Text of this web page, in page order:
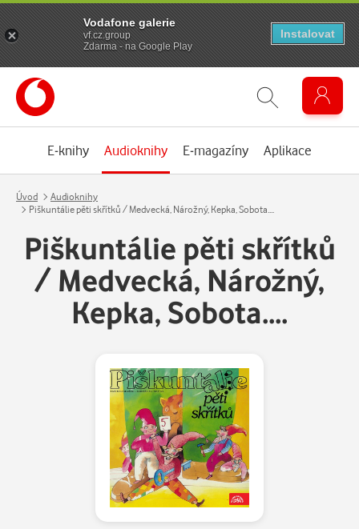
E-knihy Audioknihy E-magazíny Aplikace
Úvod
Audioknihy
Piškuntálie pěti skřítků / Medvecká, Nárožný, Kepka, Sobota....
Piškuntálie pěti skřítků
/ Medvecká, Nárožný,
Kepka, Sobota....
Vodafone galerie
vf.cz.group
Zdarma - na Google Play
Instalovat